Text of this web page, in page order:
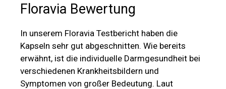
Floravia Bewertung
In unserem Floravia Testbericht haben die
Kapseln sehr gut abgeschnitten. Wie bereits
erwähnt, ist die individuelle Darmgesundheit bei
verschiedenen Krankheitsbildern und
Symptomen von großer Bedeutung. Laut